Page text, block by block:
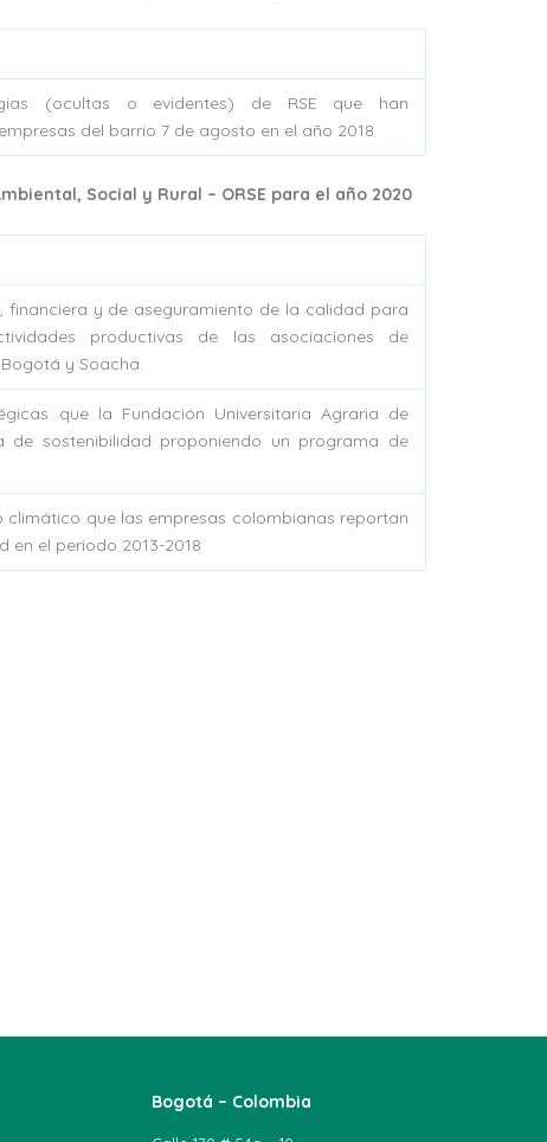
(ocultas o evidentes) de RSE que han
del barrio 7 de agosto en el año 2018
Social y Rural – ORSE para el año 2020
financiera y de aseguramiento de la calidad para
productivas de las asociaciones de
y Soacha.
que la Fundación Universitaria Agraria de
de sostenibilidad proponiendo un programa de
que las empresas colombianas reportan
en el periodo 2013-2018
Bogotá – Colombia